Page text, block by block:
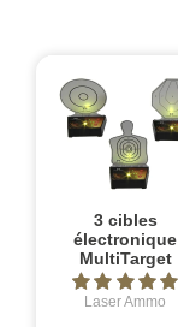
3 cibles
électronique
MultiTarget
Laser Ammo